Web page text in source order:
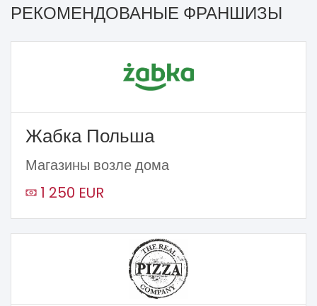
РЕКОМЕНДОВАНЫЕ ФРАНШИЗЫ
Жабка Польша
Магазины возле дома
1 250 EUR